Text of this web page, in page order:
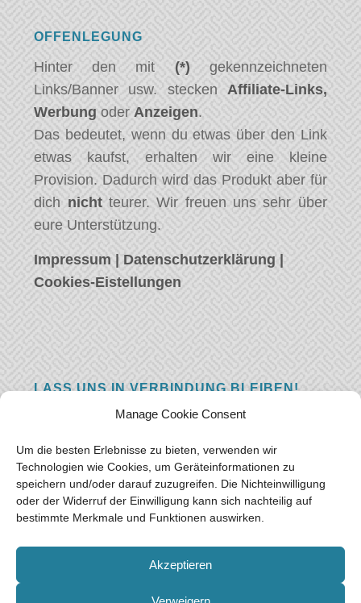
Manage Cookie Consent
Um die besten Erlebnisse zu bieten, verwenden wir
Technologien wie Cookies, um Geräteinformationen zu
speichern und/oder darauf zuzugreifen. Die Nichteinwilligung
oder der Widerruf der Einwilligung kann sich nachteilig auf
bestimmte Merkmale und Funktionen auswirken.
Akzeptieren
OFFENLEGUNG
Hinter den mit (*) gekennzeichneten
Links/Banner usw. stecken Affiliate-Links,
Werbung oderAnzeigen.
Das bedeutet, wenn du etwas über den Link
etwas kaufst, erhalten wir eine kleine
Provision. Dadurch wird das Produkt aber für
dich nichtteurer. Wir freuen uns sehr über
eure Unterstützung.
Impressum Datenschutzerklärung
Cookies-Eistellungen
LASS UNS IN VERBINDUNG BLEIBEN!
Hast eine Frage, einen Kommentar, oder
von euch hören! Hinterlasse uns eine
Nachricht und wir werden so schnell wie
möglich antworten.Vielen Dank!
E-mail:freeoceantravelers [at] gmail.com